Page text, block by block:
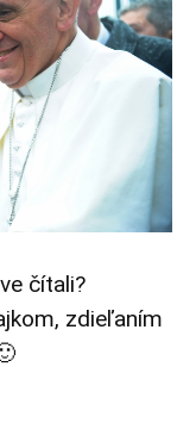
čítali?
zdieľaním